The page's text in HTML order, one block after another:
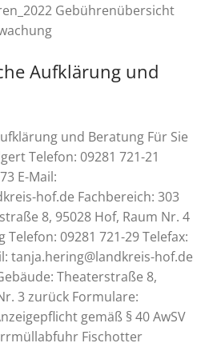
Gebührenübersicht
Aufklärung und
und Beratung Für Sie
Telefon: 09281 721-21
E-Mail:
hof.de Fachbereich: 303
8, 95028 Hof, Raum Nr. 4
09281 721-29 Telefax:
tanja.hering@landkreis-hof.de
Theaterstraße 8,
3 zurück Formulare:
gemäß § 40 AwSV
Fischotter